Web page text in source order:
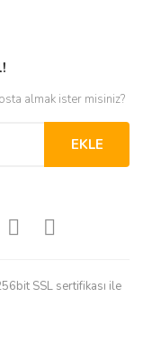
almak ister misiniz?
EKLE
SSL sertifikası ile